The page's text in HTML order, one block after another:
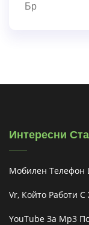
Бр
Интересни
Мобилен Телефон
Vr, Който Работи С
YouTube За Mp3